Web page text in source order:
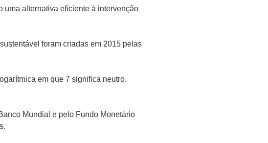
uma alternativa eficiente à intervenção
foram criadas em 2015 pelas
em que 7 significa neutro.
Mundial e pelo Fundo Monetário